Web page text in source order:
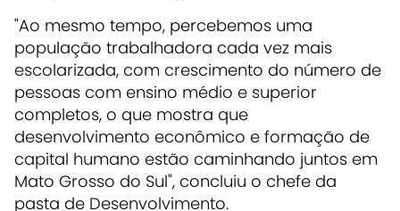
"Ao mesmo tempo, percebemos uma
população trabalhadora cada vez mais
escolarizada, com crescimento do número de
pessoas com ensino médio e superior
completos, o que mostra que
desenvolvimento econômico e formação de
capital humano estão caminhando juntos em
Mato Grosso do Sul", concluiu o chefe da
pasta de Desenvolvimento.